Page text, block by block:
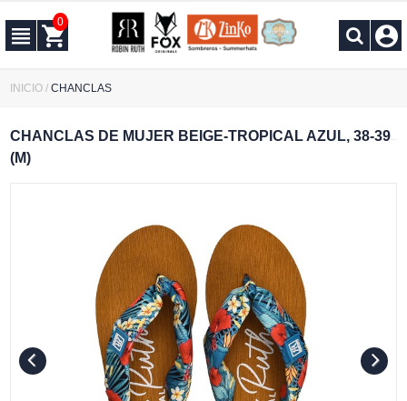
0
INICIO /CHANCLAS
CHANCLAS DE MUJER BEIGE-TROPICAL AZUL, 38-39
(M)